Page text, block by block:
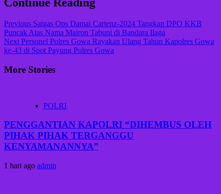
Previous Satgas Ops Damai Cartenz-2024 Tangkap DPO KKB
Puncak Atas Nama Mairon Tabuni di Bandara Ilaga
Next Personel Polres Gowa Rayakan Ulang Tahun Kapolres Gowa
ke-43 di Spot Payung Polres Gowa
More Stories
POLRI
PENGGANTIAN KAPOLRI “DIHEMBUS OLEH
PIHAK PIHAK TERGANGGU
KENYAMANANNYA”
1 hari ago admin